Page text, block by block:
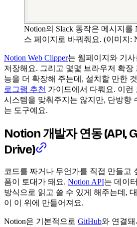
Notion의 Slack 동작은 메시지를
스 페이지로 바꿔줘요. (이미지:
Notion Web Clipper는 웹페이지와 기
저장해요. 그리고 몇몇 브라우저 확장
능을 더 확장해 주는데, 설치할 만한
로그램 추천 가이드에서 다뤄요. 이런
시스템을 맞춰주지는 않지만, 단방향
는 도구예요.
Notion 개발자 연동 (API,
Drive)
코드를 짜거나 무언가를 직접 만들고
폼이 토대가 돼요. Notion API는 데이
방식으로 읽고 쓸 수 있게 해주는데,
이 이 위에 만들어져요.
Notion은 기본적으로 GitHub와 연결